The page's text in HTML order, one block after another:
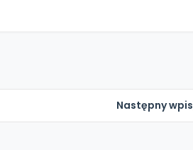
Następny wpis